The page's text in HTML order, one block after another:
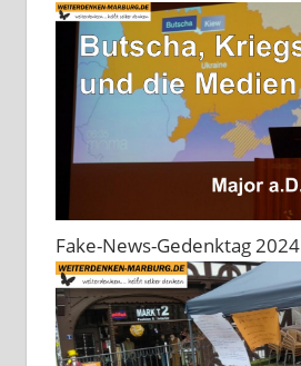
Fake-News-Gedenktag 2024